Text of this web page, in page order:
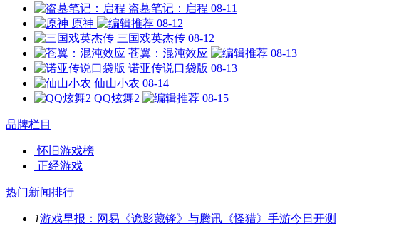
盗墓笔记：启程 08-11
原神
08-12
三国戏英杰传 08-12
苍翼：混沌效应
08-13
诺亚传说口袋版 08-13
仙山小农 08-14
QQ炫舞2
08-15
品牌栏目
怀旧游戏榜
正经游戏
热门新闻排行
1游戏早报：网易《诡影藏锋》与腾讯《怪猎》手游今日开测